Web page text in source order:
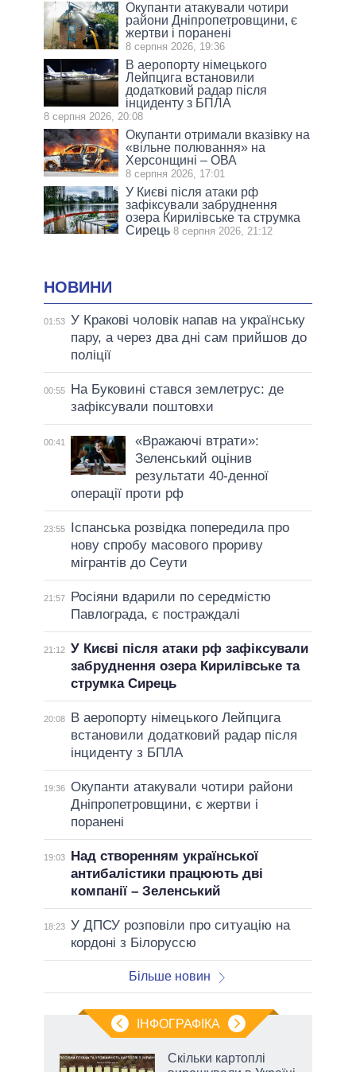
Окупанти атакували чотири
райони Дніпропетровщини, є
жертви і поранені
8 серпня 2026, 19:36
В аеропорту німецького
Лейпцига встановили
додатковий радар після
інциденту з БПЛА
8 серпня 2026, 20:08
Окупанти отримали вказівку на
«вільне полювання» на
Херсонщині – ОВА
8 серпня 2026, 17:01
У Києві після атаки рф
зафіксували забруднення
озера Кирилівське та струмка
Сирець 8 серпня 2026, 21:12
НОВИНИ
01:53 У Кракові чоловік напав на українську
пару, а через два дні сам прийшов до
поліції
00:55
На Буковині стався землетрус: де
зафіксували поштовхи
00:41
«Вражаючі втрати»:
Зеленський оцінив
результати 40-денної
операції проти рф
23:55
Іспанська розвідка попередила про
нову спробу масового прориву
мігрантів до Сеути
21:57
Росіяни вдарили по середмістю
Павлограда, є постраждалі
21:12 У Києві після атаки рф зафіксували
забруднення озера Кирилівське та
струмка Сирець
20:08
В аеропорту німецького Лейпцига
встановили додатковий радар після
інциденту з БПЛА
19:36 Окупанти атакували чотири райони
Дніпропетровщини, є жертви і
поранені
19:03
Над створенням української
антибалістики працюють дві
компанії – Зеленський
18:23 У ДПСУ розповіли про ситуацію на
кордоні з Білоруссю
Більше новин
ІНФОГРАФІКА
Скільки картоплі